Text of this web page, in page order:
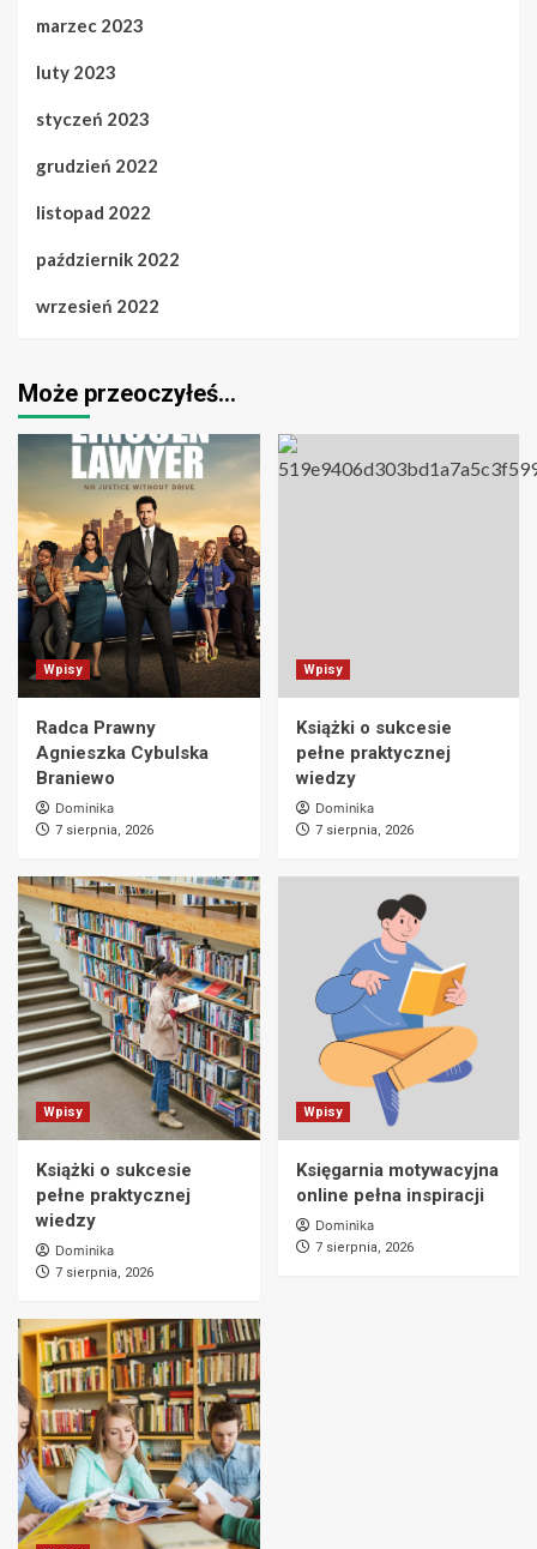
marzec 2023
luty 2023
styczeń 2023
grudzień 2022
listopad 2022
październik 2022
wrzesień 2022
Może przeoczyłeś…
Wpisy
Radca Prawny
Agnieszka Cybulska
Braniewo
Dominika
7 sierpnia, 2026
Wpisy
Książki o sukcesie
pełne praktycznej
wiedzy
Dominika
7 sierpnia, 2026
Wpisy
Książki o sukcesie
pełne praktycznej
wiedzy
Dominika
7 sierpnia, 2026
Wpisy
Księgarnia motywacyjna
online pełna inspiracji
Dominika
7 sierpnia, 2026